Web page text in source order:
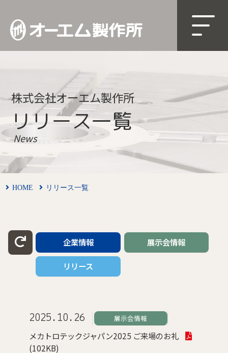
株式会社オーエム製作所
リリース一覧
News
HOME リリース一覧
企業情報 展示会情報
リリース
2025.10.26 展示会情報
メカトロテックジャパン2025 ご来場のお礼
(102KB)